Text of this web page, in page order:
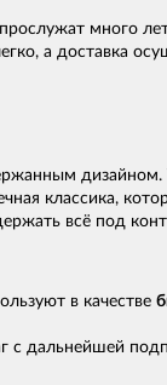
много
а доставка
дизайном.
классика,
всё под
в качестве
с дальнейшей